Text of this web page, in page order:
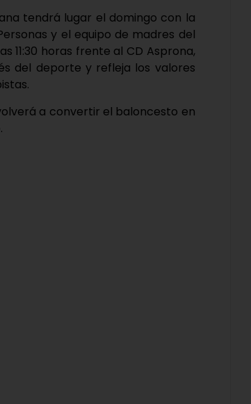
tendrá lugar el domingo con la
y el equipo de madres del
11:30 horas frente al CD Asprona,
del deporte y refleja los valores
a convertir el baloncesto en